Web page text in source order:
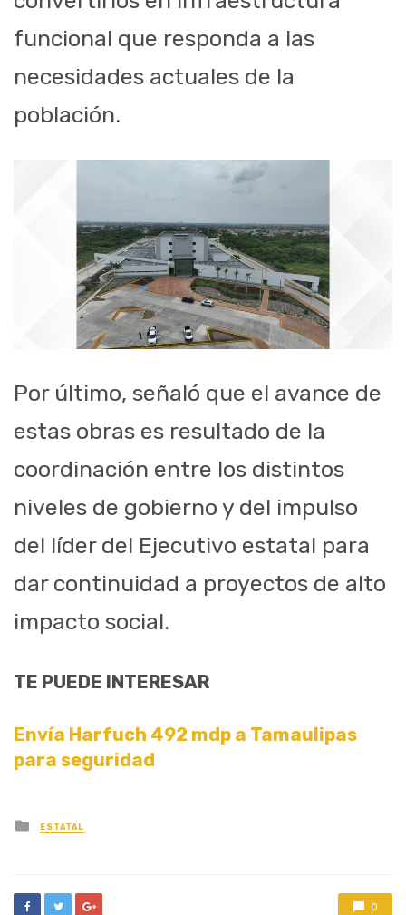
funcional que responda a las
necesidades actuales de la
población.
Por último, señaló que el avance de
estas obras es resultado de la
coordinación entre los distintos
niveles de gobierno y del impulso
del líder del Ejecutivo estatal para
dar continuidad a proyectos de alto
impacto social.
TE PUEDE INTERESAR
Envía Harfuch 492 mdp a Tamaulipas
para seguridad
Posted
in
ESTATAL
0